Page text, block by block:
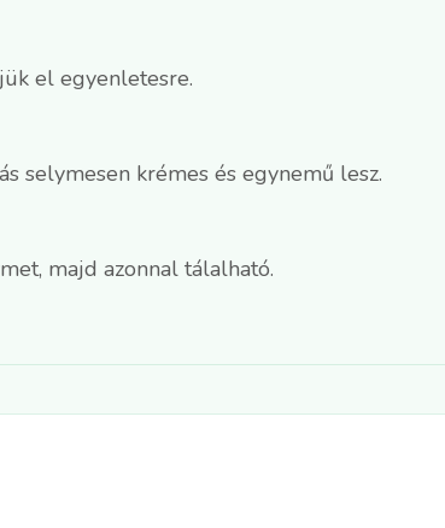
el egyenletesre.
selymesen krémes és egynemű lesz.
majd azonnal tálalható.